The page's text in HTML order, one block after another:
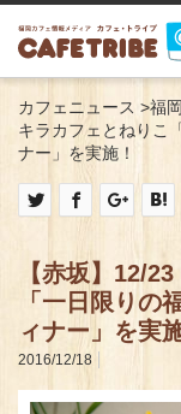
カフェニュース >福
キラカフェとねりこ
ナー」を実施！
【赤坂】12/
「一日限りの
ィナー」を実
2016/12/18